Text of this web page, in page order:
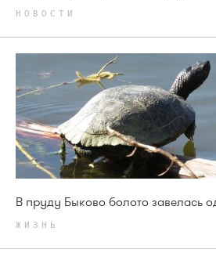
НОВОСТИ
В пруду Быково болото завелась
ЖИЗНЬ